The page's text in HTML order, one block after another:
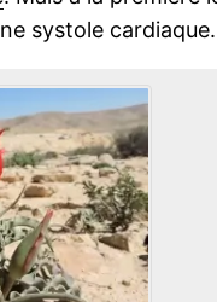
systole cardiaque.